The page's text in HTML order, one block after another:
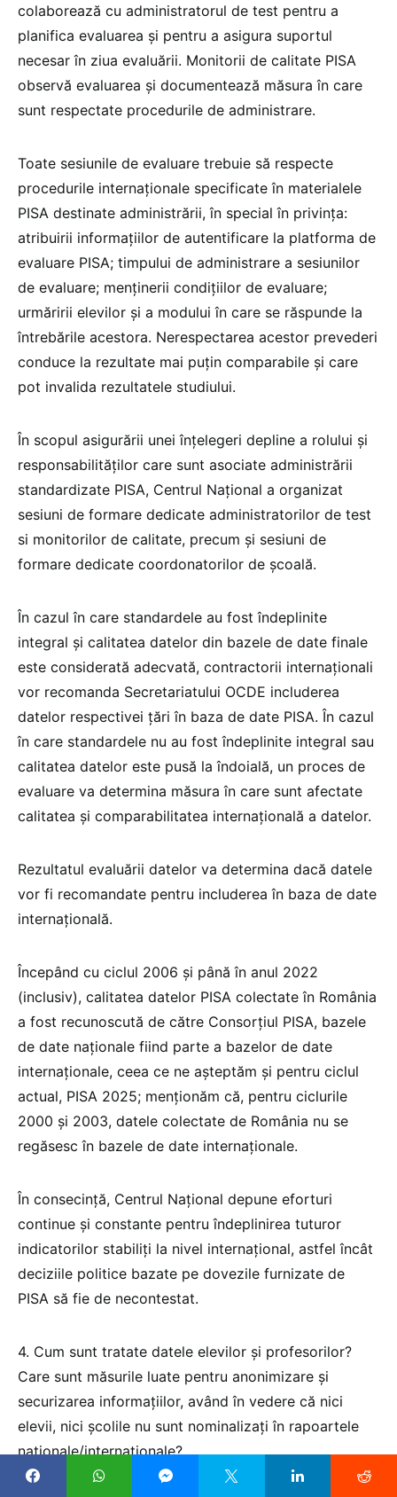
colaborează cu administratorul de test pentru a
planifica evaluarea și pentru a asigura suportul
necesar în ziua evaluării. Monitorii de calitate PISA
observă evaluarea și documentează măsura în care
sunt respectate procedurile de administrare.
Toate sesiunile de evaluare trebuie să respecte
procedurile internaționale specificate în materialele
PISA destinate administrării, în special în privința:
atribuirii informațiilor de autentificare la platforma de
evaluare PISA; timpului de administrare a sesiunilor
de evaluare; menținerii condițiilor de evaluare;
urmăririi elevilor și a modului în care se răspunde la
întrebările acestora. Nerespectarea acestor prevederi
conduce la rezultate mai puțin comparabile și care
pot invalida rezultatele studiului.
În scopul asigurării unei înțelegeri depline a rolului și
responsabilităților care sunt asociate administrării
standardizate PISA, Centrul Național a organizat
sesiuni de formare dedicate administratorilor de test
si monitorilor de calitate, precum și sesiuni de
formare dedicate coordonatorilor de școală.
În cazul în care standardele au fost îndeplinite
integral și calitatea datelor din bazele de date finale
este considerată adecvată, contractorii internaționali
vor recomanda Secretariatului OCDE includerea
datelor respectivei țări în baza de date PISA. În cazul
în care standardele nu au fost îndeplinite integral sau
calitatea datelor este pusă la îndoială, un proces de
evaluare va determina măsura în care sunt afectate
calitatea și comparabilitatea internațională a datelor.
Rezultatul evaluării datelor va determina dacă datele
vor fi recomandate pentru includerea în baza de date
internațională.
Începând cu ciclul 2006 și până în anul 2022
(inclusiv), calitatea datelor PISA colectate în România
a fost recunoscută de către Consorțiul PISA, bazele
de date naționale fiind parte a bazelor de date
internaționale, ceea ce ne așteptăm și pentru ciclul
actual, PISA 2025; menționăm că, pentru ciclurile
2000 și 2003, datele colectate de România nu se
regăsesc în bazele de date internaționale.
În consecință, Centrul Național depune eforturi
continue și constante pentru îndeplinirea tuturor
indicatorilor stabiliți la nivel internațional, astfel încât
deciziile politice bazate pe dovezile furnizate de
PISA să fie de necontestat.
4. Cum sunt tratate datele elevilor și profesorilor?
Care sunt măsurile luate pentru anonimizare și
securizarea informaţiilor, având în vedere că nici
elevii, nici școlile nu sunt nominalizaţi în rapoartele
naționale/internaționale?